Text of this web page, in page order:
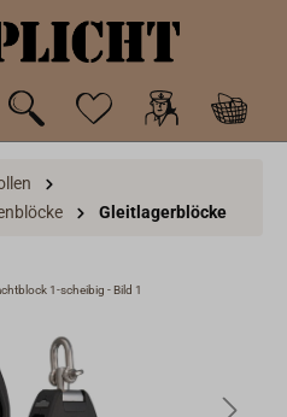
Gleitlagerblöcke
1-scheibig - Bild 1